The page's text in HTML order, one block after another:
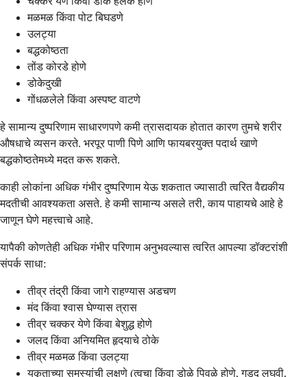
मळमळ किंवा पोट बिघडणे
उलट्या
बद्धकोष्ठता
तोंड कोरडे होणे
डोकेदुखी
गोंधळलेले किंवा अस्पष्ट वाटणे
हे सामान्य दुष्परिणाम साधारणपणे कमी त्रासदायक होतात कारण तुमचे शरीर
औषधाचे व्यसन करते. भरपूर पाणी पिणे आणि फायबरयुक्त पदार्थ खाणे
बद्धकोष्ठतेमध्ये मदत करू शकते.
काही लोकांना अधिक गंभीर दुष्परिणाम येऊ शकतात ज्यासाठी त्वरित वैद्यकीय
मदतीची आवश्यकता असते. हे कमी सामान्य असले तरी, काय पाहायचे आहे हे
जाणून घेणे महत्त्वाचे आहे.
यापैकी कोणतेही अधिक गंभीर परिणाम अनुभवल्यास त्वरित आपल्या डॉक्टरांशी
संपर्क साधा:
तीव्र तंद्री किंवा जागे राहण्यास अडचण
मंद किंवा श्वास घेण्यास त्रास
तीव्र चक्कर येणे किंवा बेशुद्ध होणे
जलद किंवा अनियमित हृदयाचे ठोके
तीव्र मळमळ किंवा उलट्या
यकृताच्या समस्यांची लक्षणे (त्वचा किंवा डोळे पिवळे होणे, गडद लघवी,